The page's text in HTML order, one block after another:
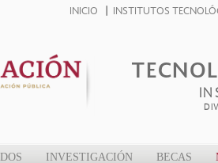
INICIO INSTITUTOS
INVESTIGACIÓN BECAS